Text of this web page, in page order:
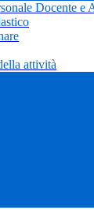
Docente e
attività